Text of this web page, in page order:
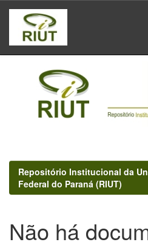
Skip
navigation
Repositório Institucional da
Federal do Paraná (RIUT)
Não há